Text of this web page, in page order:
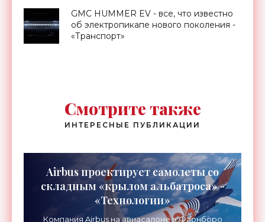
GMC HUMMER EV - все, что известно
об электропикапе нового поколения -
«Транспорт»
Смотрите также
ИНТЕРЕСНЫЕ ПУБЛИКАЦИИ
Airbus проектирует самолеты со
складным «крылом альбатроса» -
«Технологии»
Компания Airbus на авиасалоне в Фарнборо